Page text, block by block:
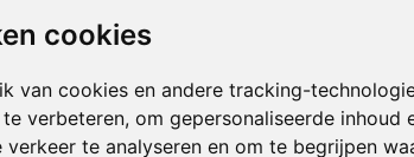
cookies
van cookies en andere tracking-
verbeteren, om gepersonaliseerde inhoud
te analyseren en om te begrijpen